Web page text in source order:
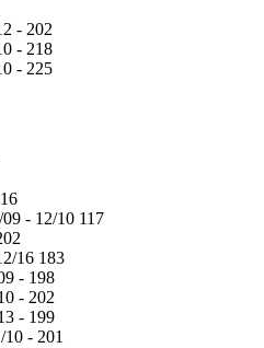
- 202
- 218
- 225
09 - 12/10 117
16 183
- 198
- 202
- 199
10 - 201